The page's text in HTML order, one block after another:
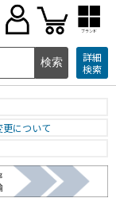
ブランド
詳細
検索
について